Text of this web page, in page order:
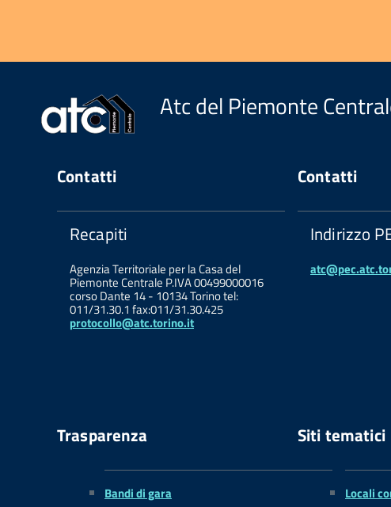
Atc del Piemonte
Contatti
Recapiti
Agenzia Territoriale per la Casa del
Piemonte Centrale P.IVA 00499000016
corso Dante 14 - 10134 Torino tel:
011/31.30.1 fax:011/31.30.425
protocollo@atc.torino.it
Contatti
Indirizzo
Trasparenza
Bandi di gara
Siti tematici
Locali